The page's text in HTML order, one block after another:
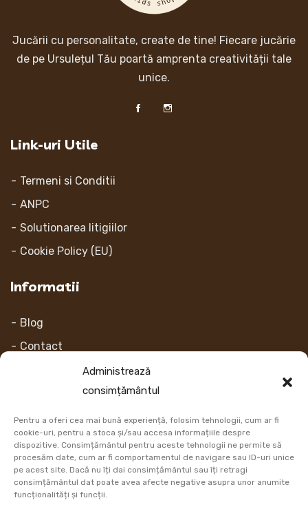
Administrează
consimțământul
Pentru a oferi cea mai bună experiență, folosim tehnologii, cum ar fi
cookie-uri, pentru a stoca și/sau accesa informațiile despre
dispozitive. Consimțământul pentru aceste tehnologii ne permite să
procesăm date, cum ar fi comportamentul de navigare sau ID-uri unice
pe acest site. Dacă nu îți dai consimțământul sau îți retragi
consimțământul dat poate avea afecte negative asupra unor anumite
funcționalități și funcții.
Jucării cu personalitate, create de tine! Fiecare jucărie
de pe Ursulețul Tău poartă amprenta creativității tale
unice.
Link-uri Utile
Termeni si Conditii
ANPC
Solutionarea litigiilor
Cookie Policy (EU)
Informatii
Blog
Contact
Link-uri
Retur
Metoda de plata